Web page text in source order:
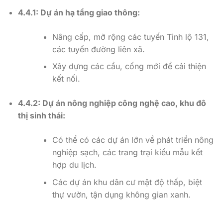
4.4.1: Dự án hạ tầng giao thông:
Nâng cấp, mở rộng các tuyến Tỉnh lộ 131,
các tuyến đường liên xã.
Xây dựng các cầu, cống mới để cải thiện
kết nối.
4.4.2: Dự án nông nghiệp công nghệ cao, khu đô
thị sinh thái:
Có thể có các dự án lớn về phát triển nông
nghiệp sạch, các trang trại kiểu mẫu kết
hợp du lịch.
Các dự án khu dân cư mật độ thấp, biệt
thự vườn, tận dụng không gian xanh.